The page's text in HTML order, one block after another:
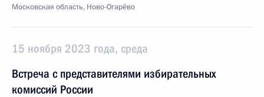
Московская область, Ново-Огарёво
15 ноября 2023 года, среда
Встреча с представителями избирательных
комиссий России